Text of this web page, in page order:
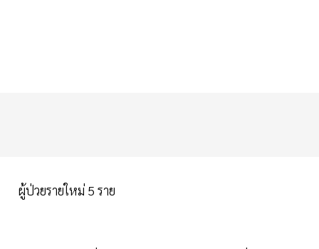
ผู้ป่วยรายใหม่ 5 ราย